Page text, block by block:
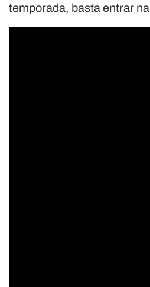
temporada, basta entrar na